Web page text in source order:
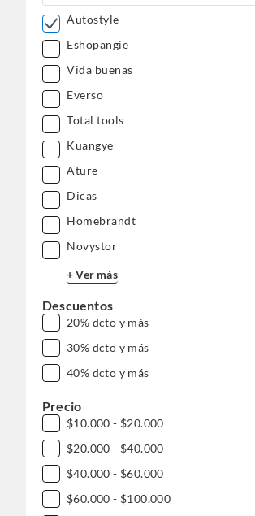
Autostyle
Eshopangie
Vida buenas
Everso
Total tools
Kuangye
Ature
Dicas
Homebrandt
Novystor
+ Ver más
Descuentos
20% dcto y más
30% dcto y más
40% dcto y más
Precio
$10.000 - $20.000
$20.000 - $40.000
$40.000 - $60.000
$60.000 - $100.000